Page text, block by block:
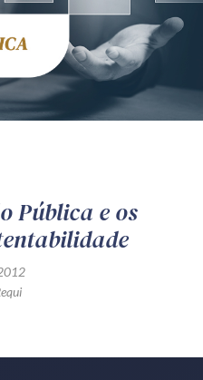
4698
CEP80240-000
98881-6616
Pública e os